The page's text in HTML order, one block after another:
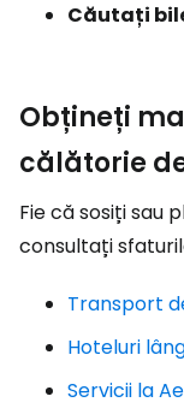
Căutați
Obțineți
călătorie
Fie că sosiți sau
consultați
Transport
Hoteluri
Servicii la